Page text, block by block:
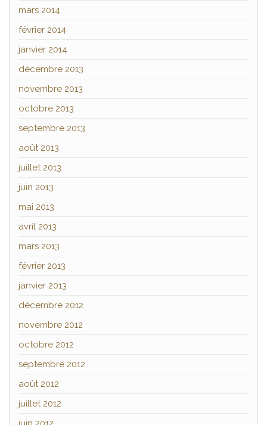
mars 2014
février 2014
janvier 2014
décembre 2013
novembre 2013
octobre 2013
septembre 2013
août 2013
juillet 2013
juin 2013
mai 2013
avril 2013
mars 2013
février 2013
janvier 2013
décembre 2012
novembre 2012
octobre 2012
septembre 2012
août 2012
juillet 2012